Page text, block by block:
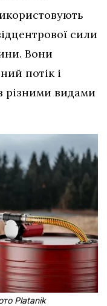
сили
Вони
потік і
різними видами
Platanik